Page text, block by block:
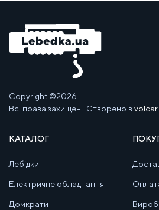
Copyright ©2026
Всі права захищені. Створено в
КАТАЛОГ
Лебідки
Електричне обладнання
Домкрати